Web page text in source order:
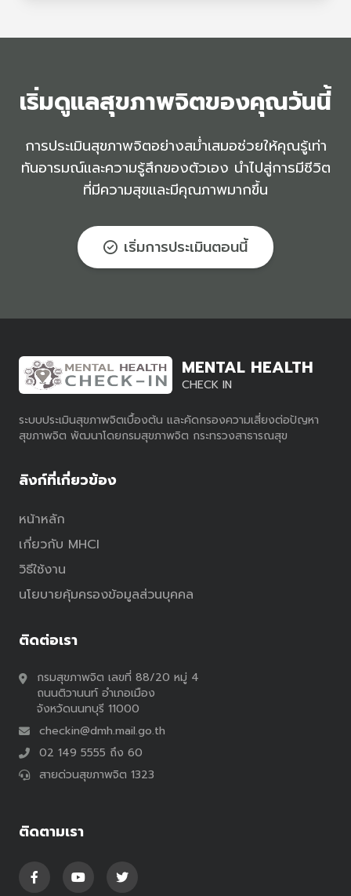
เริ่มดูแลสุขภาพจิตของคุณวันนี้
การประเมินสุขภาพจิตอย่างสม่ำเสมอช่วยให้คุณรู้เท่า
ทันอารมณ์และความรู้สึกของตัวเอง นำไปสู่การมีชีวิต
ที่มีความสุขและมีคุณภาพมากขึ้น
เริ่มการประเมินตอนนี้
MENTAL HEALTH
CHECK IN
ระบบประเมินสุขภาพจิตเบื้องต้น และคัดกรองความเสี่ยงต่อปัญหา
สุขภาพจิต พัฒนาโดยกรมสุขภาพจิต กระทรวงสาธารณสุข
ลิงก์ที่เกี่ยวข้อง
หน้าหลัก
เกี่ยวกับ MHCI
วิธีใช้งาน
นโยบายคุ้มครองข้อมูลส่วนบุคคล
ติดต่อเรา
กรมสุขภาพจิต เลขที่ 88/20 หมู่ 4
ถนนติวานนท์ อำเภอเมือง
จังหวัดนนทบุรี 11000
checkin@dmh.mail.go.th
02 149 5555 ถึง 60
สายด่วนสุขภาพจิต 1323
ติดตามเรา